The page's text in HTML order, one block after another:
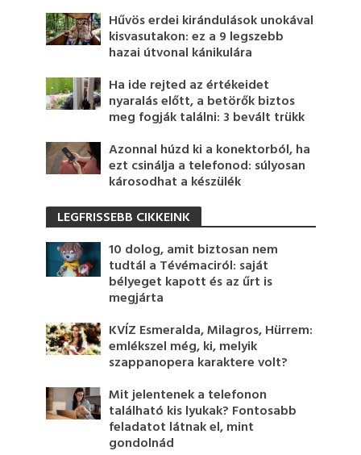
Hűvös erdei kirándulások unokával
kisvasutakon: ez a 9 legszebb
hazai útvonal kánikulára
Ha ide rejted az értékeidet
nyaralás előtt, a betörők biztos
meg fogják találni: 3 bevált trükk
Azonnal húzd ki a konektorból, ha
ezt csinálja a telefonod: súlyosan
károsodhat a készülék
LEGFRISSEBB CIKKEINK
10 dolog, amit biztosan nem
tudtál a Tévémaciról: saját
bélyeget kapott és az űrt is
megjárta
KVÍZ Esmeralda, Milagros, Hürrem:
emlékszel még, ki, melyik
szappanopera karaktere volt?
Mit jelentenek a telefonon
található kis lyukak? Fontosabb
feladatot látnak el, mint
gondolnád